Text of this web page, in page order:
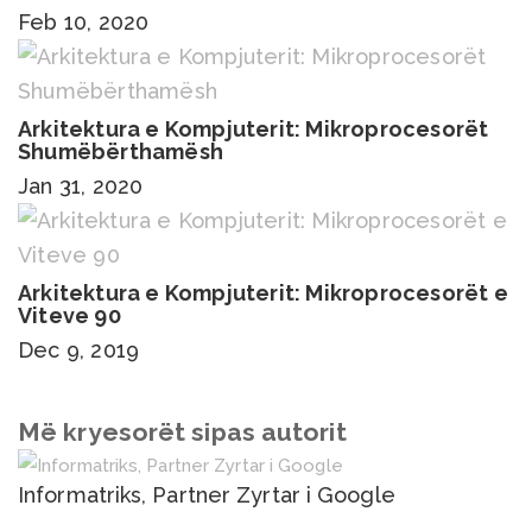
Feb 10, 2020
Arkitektura e Kompjuterit: Mikroprocesorët
Shumëbërthamësh
Jan 31, 2020
Arkitektura e Kompjuterit: Mikroprocesorët e
Viteve 90
Dec 9, 2019
Më kryesorët sipas autorit
Informatriks, Partner Zyrtar i Google